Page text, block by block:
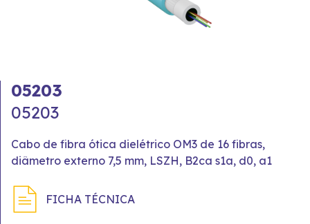
05203
05203
Cabo de fibra ótica dielétrico OM3 de 16 fibras,
diâmetro externo 7,5 mm, LSZH, B2ca s1a, d0, a1
FICHA TÉCNICA